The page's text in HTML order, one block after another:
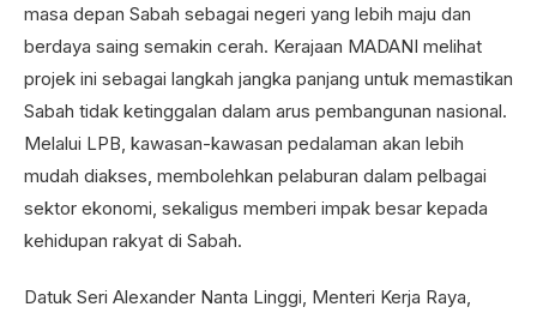
masa depan Sabah sebagai negeri yang lebih maju dan
berdaya saing semakin cerah. Kerajaan MADANI melihat
projek ini sebagai langkah jangka panjang untuk memastikan
Sabah tidak ketinggalan dalam arus pembangunan nasional.
Melalui LPB, kawasan-kawasan pedalaman akan lebih
mudah diakses, membolehkan pelaburan dalam pelbagai
sektor ekonomi, sekaligus memberi impak besar kepada
kehidupan rakyat di Sabah.
Datuk Seri Alexander Nanta Linggi, Menteri Kerja Raya,